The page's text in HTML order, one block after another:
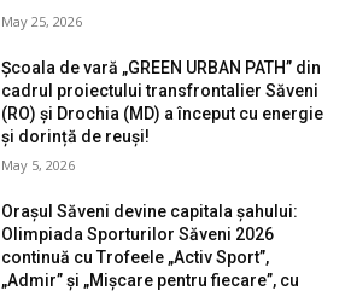
May 25, 2026
Școala de vară „GREEN URBAN PATH” din
cadrul proiectului transfrontalier Săveni
(RO) și Drochia (MD) a început cu energie
și dorință de reuși!
May 5, 2026
Orașul Săveni devine capitala șahului:
Olimpiada Sporturilor Săveni 2026
continuă cu Trofeele „Activ Sport”,
„Admir” și „Mișcare pentru fiecare”, cu